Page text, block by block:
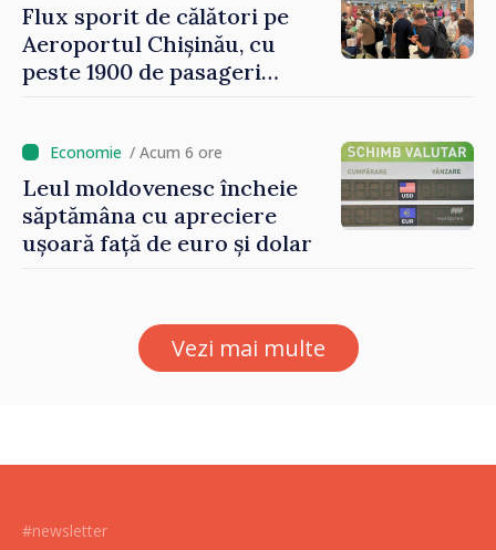
Flux sporit de călători pe
Aeroportul Chișinău, cu
peste 1900 de pasageri
/ Acum 6 ore
Leul moldovenesc încheie
săptămâna cu apreciere
ușoară față de euro și dolar
Vezi mai multe
#newsletter